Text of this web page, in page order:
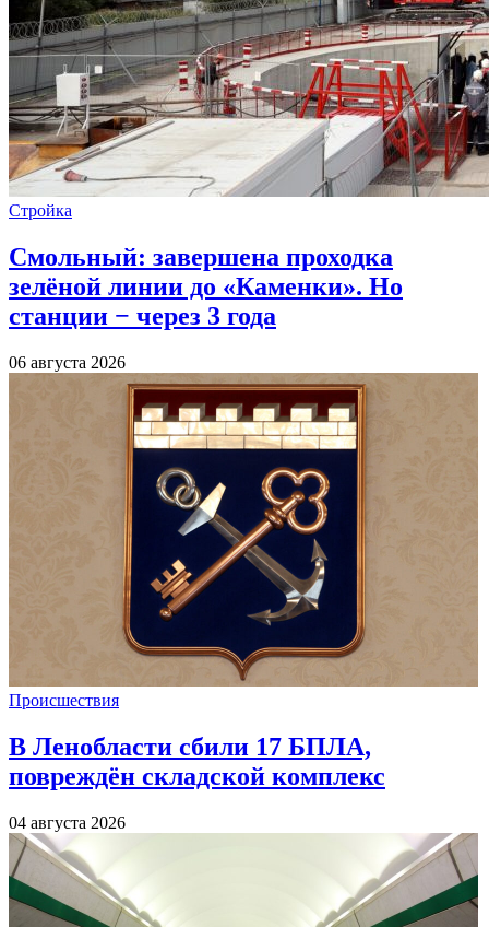
Стройка
Смольный: завершена проходка
зелёной линии до «Каменки». Но
станции − через 3 года
06 августа 2026
Происшествия
В Ленобласти сбили 17 БПЛА,
повреждён складской комплекс
04 августа 2026